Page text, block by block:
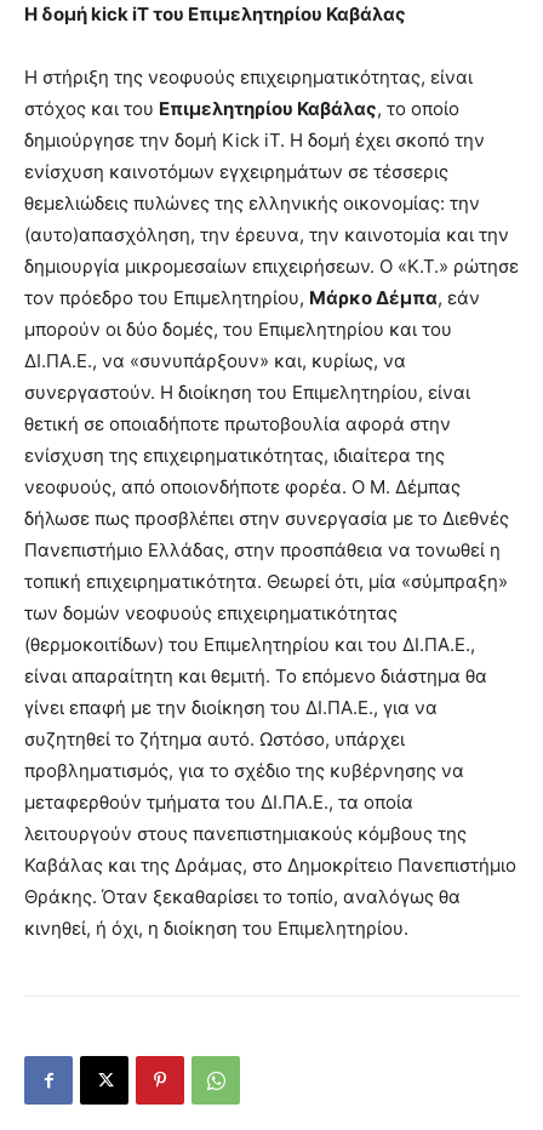
Η δομήkickiT του Επιμελητηρίου Καβάλας
Η στήριξη της νεοφυούς επιχειρηματικότητας, είναι
στόχος και του Επιμελητηρίου Καβάλας, το οποίο
δημιούργησε την δομή Kick iT. Η δομή έχει σκοπό την
ενίσχυση καινοτόμων εγχειρημάτων σε τέσσερις
θεμελιώδεις πυλώνες της ελληνικής οικονομίας: την
(αυτο)απασχόληση, την έρευνα, την καινοτομία και την
δημιουργία μικρομεσαίων επιχειρήσεων. Ο «Κ.Τ.» ρώτησε
τον πρόεδρο του Επιμελητηρίου, Μάρκο Δέμπα, εάν
μπορούν οι δύο δομές, του Επιμελητηρίου και του
ΔΙ.ΠΑ.Ε., να «συνυπάρξουν» και, κυρίως, να
συνεργαστούν. Η διοίκηση του Επιμελητηρίου, είναι
θετική σε οποιαδήποτε πρωτοβουλία αφορά στην
ενίσχυση της επιχειρηματικότητας, ιδιαίτερα της
νεοφυούς, από οποιονδήποτε φορέα. Ο Μ. Δέμπας
δήλωσε πως προσβλέπει στην συνεργασία με το Διεθνές
Πανεπιστήμιο Ελλάδας, στην προσπάθεια να τονωθεί η
τοπική επιχειρηματικότητα. Θεωρεί ότι, μία «σύμπραξη»
των δομών νεοφυούς επιχειρηματικότητας
(θερμοκοιτίδων) του Επιμελητηρίου και του ΔΙ.ΠΑ.Ε.,
είναι απαραίτητη και θεμιτή. Το επόμενο διάστημα θα
γίνει επαφή με την διοίκηση του ΔΙ.ΠΑ.Ε., για να
συζητηθεί το ζήτημα αυτό. Ωστόσο, υπάρχει
προβληματισμός, για το σχέδιο της κυβέρνησης να
μεταφερθούν τμήματα του ΔΙ.ΠΑ.Ε., τα οποία
λειτουργούν στους πανεπιστημιακούς κόμβους της
Καβάλας και της Δράμας, στο Δημοκρίτειο Πανεπιστήμιο
Θράκης. Όταν ξεκαθαρίσει το τοπίο, αναλόγως θα
κινηθεί, ή όχι, η διοίκηση του Επιμελητηρίου.